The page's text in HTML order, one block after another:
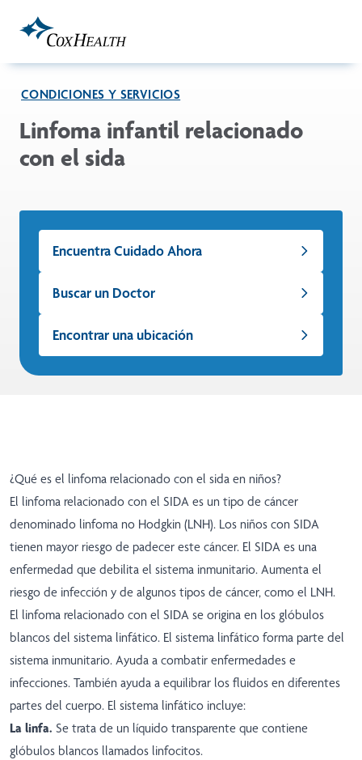
CONDICIONES Y SERVICIOS
Linfoma infantil relacionado
con el sida
Encuentra Cuidado Ahora
Buscar un Doctor
Encontrar una ubicación
¿Qué es el linfoma relacionado con el sida en niños?
El linfoma relacionado con el SIDA es un tipo de cáncer
denominado linfoma no Hodgkin (LNH). Los niños con SIDA
tienen mayor riesgo de padecer este cáncer. El SIDA es una
enfermedad que debilita el sistema inmunitario. Aumenta el
riesgo de infección y de algunos tipos de cáncer, como el LNH.
El linfoma relacionado con el SIDA se origina en los glóbulos
blancos del sistema linfático. El sistema linfático forma parte del
sistema inmunitario. Ayuda a combatir enfermedades e
infecciones. También ayuda a equilibrar los fluidos en diferentes
partes del cuerpo. El sistema linfático incluye:
La linfa. Se trata de un líquido transparente que contiene
glóbulos blancos llamados linfocitos.